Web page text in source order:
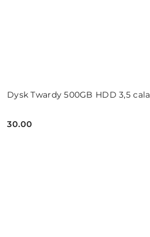
Dysk Twardy 500GB HDD 3,5 cala
Cena:
30.00